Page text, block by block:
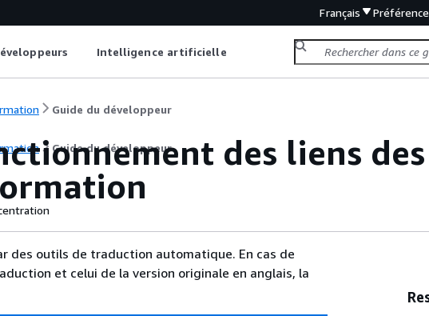
Français
Intelligence artificielle
Guide du développeur
Guide du développeur
des liens
des outils de traduction automatique. En cas de
et celui de la version originale en anglais, la